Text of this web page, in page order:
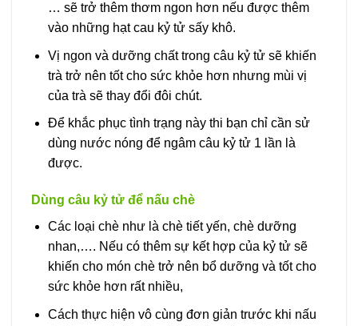
… sẽ trở thêm thơm ngon hơn nếu được thêm
vào những hạt cau kỷ tử sấy khô.
Vị ngon và dưỡng chất trong câu kỷ tử sẽ khiến
trà trở nên tốt cho sức khỏe hơn nhưng mùi vị
của trà sẽ thay đổi đôi chút.
Để khắc phục tình trạng này thi bạn chỉ cần sử
dùng nước nóng để ngâm câu kỷ tử 1 lần là
được.
Dùng câu kỷ tử để nấu chè
Các loại chè như là chè tiết yến, chè dưỡng
nhan,…. Nếu có thêm sự kết hợp của kỷ tử sẽ
khiến cho món chè trở nên bổ dưỡng và tốt cho
sức khỏe hơn rất nhiều,
Cách thực hiện vô cùng đơn giản trước khi nấu